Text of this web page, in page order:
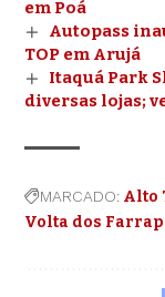
em Poá
Autopass
TOP em Arujá
Itaquá Park
diversas lojas;
MARCADO: Alto
Volta dos